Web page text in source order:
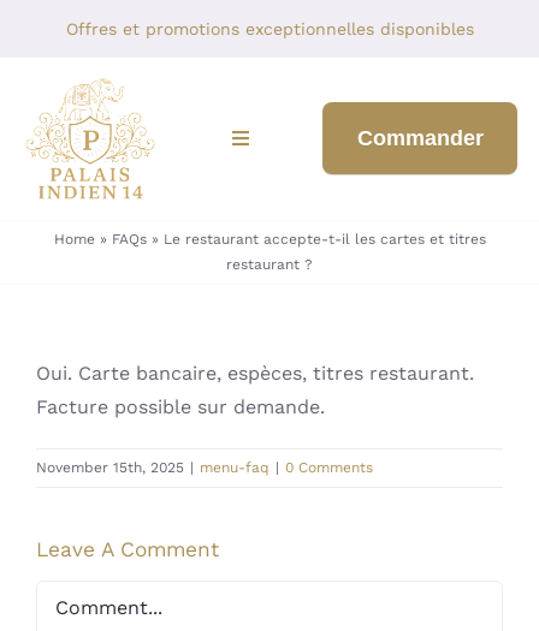
content
Offres et promotions exceptionnelles disponibles
Toggle
Navigation
À PROPOS DE NOUS
Commander
Home» FAQs» Le restaurant accepte-t-il les cartes et titres
restaurant ?
Oui. Carte bancaire, espèces, titres restaurant.
Facture possible sur demande.
November 15th, 2025 | menu-faq | 0 Comments
Leave A Comment